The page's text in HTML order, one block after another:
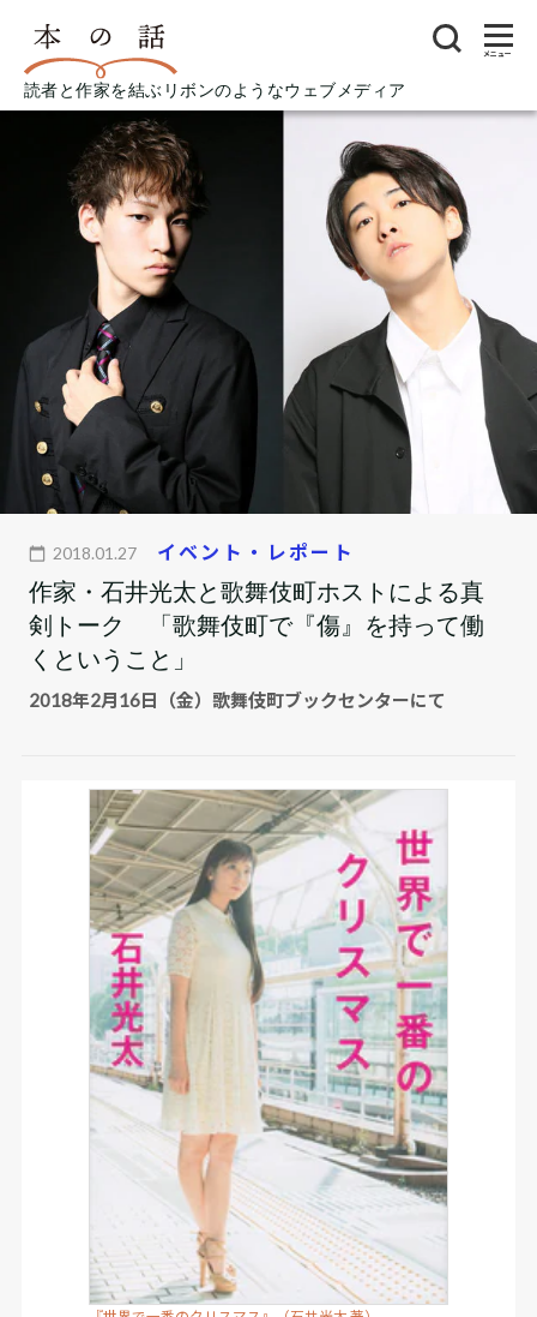
読者と作家を結ぶリボンのようなウェブメディア
メニュー
2018.01.27 イベント・レポート
作家・石井光太と歌舞伎町ホストによる真
剣トーク 「歌舞伎町で『傷』を持って働
くということ」
2018年2月16日（金）歌舞伎町ブックセンターにて